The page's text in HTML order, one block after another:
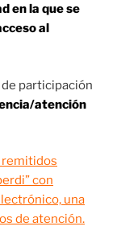
en la que se
al
participación
atención
remitidos
con
una
de atención.